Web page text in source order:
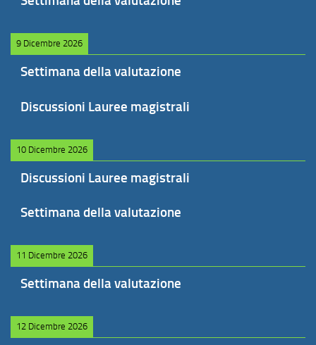
9 Dicembre 2026
Settimana della valutazione
Discussioni Lauree magistrali
10 Dicembre 2026
Discussioni Lauree magistrali
Settimana della valutazione
11 Dicembre 2026
Settimana della valutazione
12 Dicembre 2026